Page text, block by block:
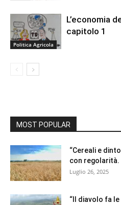
Politica Agricola
L’economia
capitolo 1
MOST POPULAR
“Cereali e
con regolarità.
Luglio 26, 2025
“Il diavolo fa